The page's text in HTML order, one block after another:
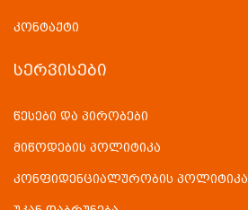
კონტაქტი
ᲡᲔᲠᲕᲘᲡᲔᲑᲘ
წესები და პირობები
მიწოდების პოლიტიკა
კონფიდენციალურობის პოლიტიკა